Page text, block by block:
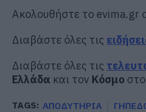
Ακολουθήστε το evima.gr
Διαβάστε όλες τις
Διαβάστε όλες τις
Ελλάδα και τον Κόσμο στο
TAGS: ΑΠΟΔΥΤΗΡΙΑ